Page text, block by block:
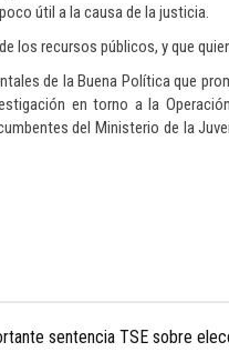
útil a la causa de la justicia.
los recursos públicos, y que
de la Buena Política que
en torno a la
del Ministerio de la
sentencia TSE sobre